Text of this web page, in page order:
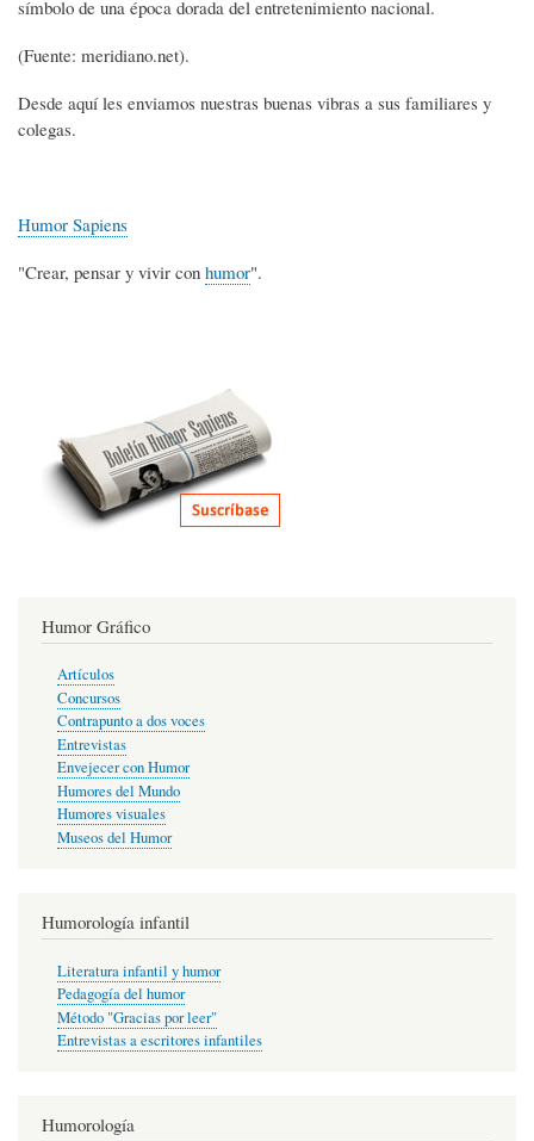
símbolo de una época dorada del entretenimiento nacional.
(Fuente: meridiano.net).
Desde aquí les enviamos nuestras buenas vibras a sus familiares y
colegas.
Humor Sapiens
"Crear, pensar y vivir con humor".
Humor Gráfico
Artículos
Concursos
Contrapunto a dos voces
Entrevistas
Envejecer con Humor
Humores del Mundo
Humores visuales
Museos del Humor
Humorología infantil
Literatura infantil y humor
Pedagogía del humor
Método "Gracias por leer"
Entrevistas a escritores infantiles
Humorología